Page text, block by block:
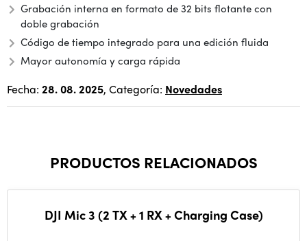
Grabación interna en formato de 32 bits flotante con
doble grabación
Código de tiempo integrado para una edición fluida
Mayor autonomía y carga rápida
Fecha: 28. 08. 2025, Categoría: Novedades
PRODUCTOS RELACIONADOS
DJI Mic 3 (2 TX + 1 RX + Charging Case)